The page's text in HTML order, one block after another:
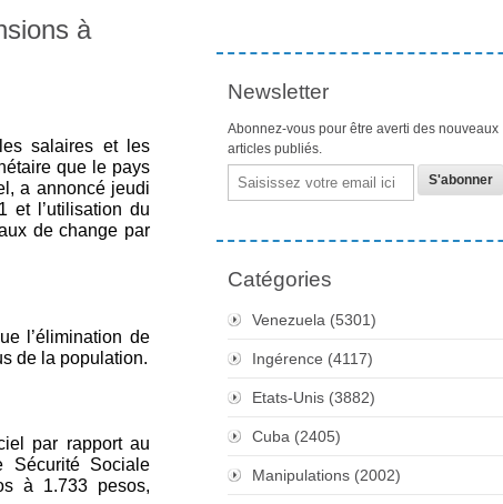
à
salaires et les
que le pays
a annoncé jeudi
et l’utilisation du
de change par
l’élimination de
de la population.
par rapport au
Sécurité Sociale
à 1.733 pesos,
Newsletter
Abonnez-vous pour être averti des nouveaux
articles publiés.
Email
Catégories
Venezuela (5301)
Ingérence (4117)
Etats-Unis (3882)
Cuba (2405)
Manipulations (2002)